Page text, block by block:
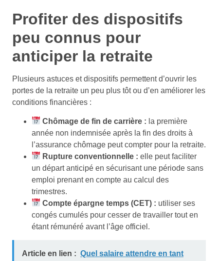
Profiter des dispositifs
peu connus pour
anticiper la retraite
Plusieurs astuces et dispositifs permettent d’ouvrir les
portes de la retraite un peu plus tôt ou d’en améliorer les
conditions financières :
Chômage de fin de carrière : la première
année non indemnisée après la fin des droits à
l’assurance chômage peut compter pour la retraite.
Rupture conventionnelle : elle peut faciliter
un départ anticipé en sécurisant une période sans
emploi prenant en compte au calcul des
trimestres.
Compte épargne temps (CET) : utiliser ses
congés cumulés pour cesser de travailler tout en
étant rémunéré avant l’âge officiel.
Article en lien : Quel salaire attendre en tant